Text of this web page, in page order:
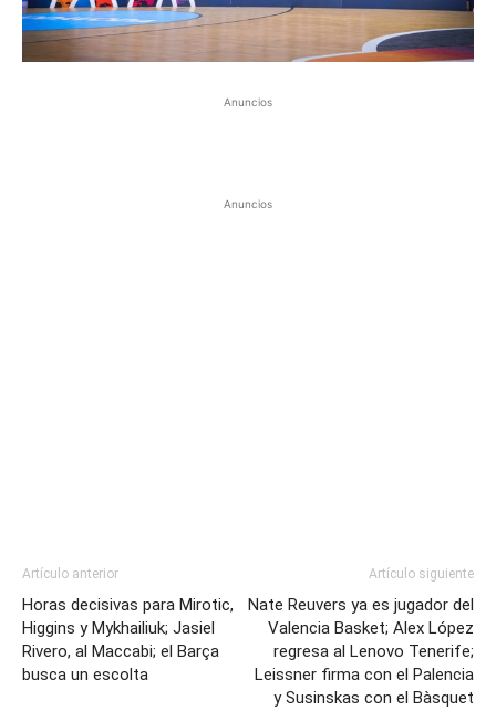
Anuncios
Anuncios
Artículo anterior
Horas decisivas para Mirotic,
Higgins y Mykhailiuk; Jasiel
Rivero, al Maccabi; el Barça
busca un escolta
Artículo siguiente
Nate Reuvers ya es jugador del
Valencia Basket; Alex López
regresa al Lenovo Tenerife;
Leissner firma con el Palencia
y Susinskas con el Bàsquet